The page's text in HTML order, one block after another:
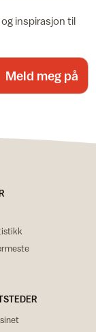
inspirasjon til
Meld meg på